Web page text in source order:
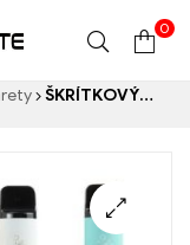
0
ŠKRÍTKOVÝ BAR 2500 Jednorazová vapa 1400mAh